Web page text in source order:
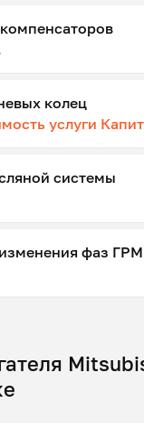
колец
услуги
системы
фаз ГРМ